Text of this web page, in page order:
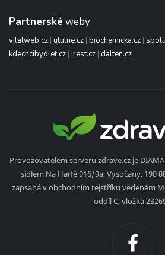
Partnerské weby
vitalweb.cz | utulne.cz | biochemicka.cz |
kdechcibydlet.cz | irest.cz | dalten.cz
Provozovatelem serveru zdrave.cz je
sídlem Na Harfě 916/9a, Vysočany, 190
zapsaná v obchodním rejstříku vedeném
oddíl C, vložka